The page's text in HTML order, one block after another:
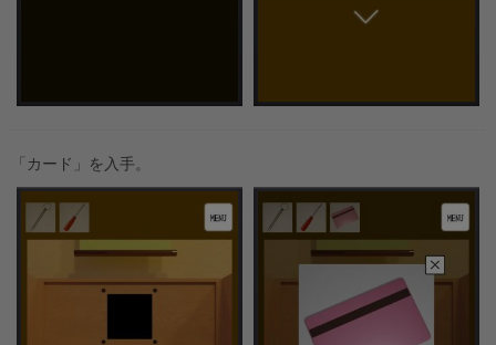
「カード」を入手。